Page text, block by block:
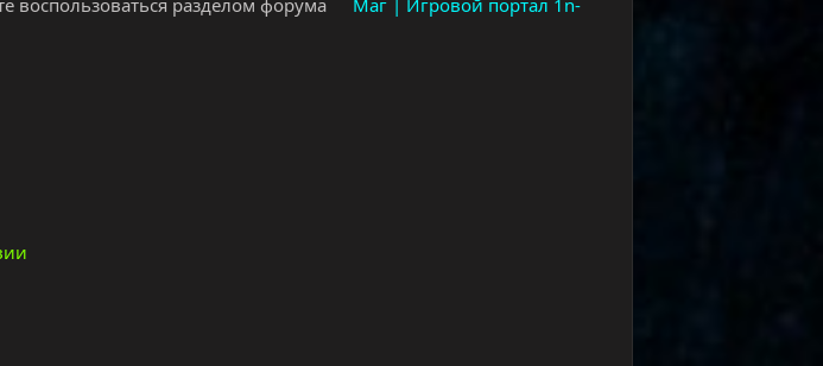
воспользоваться разделом форума
Маг | Игровой портал 1n-